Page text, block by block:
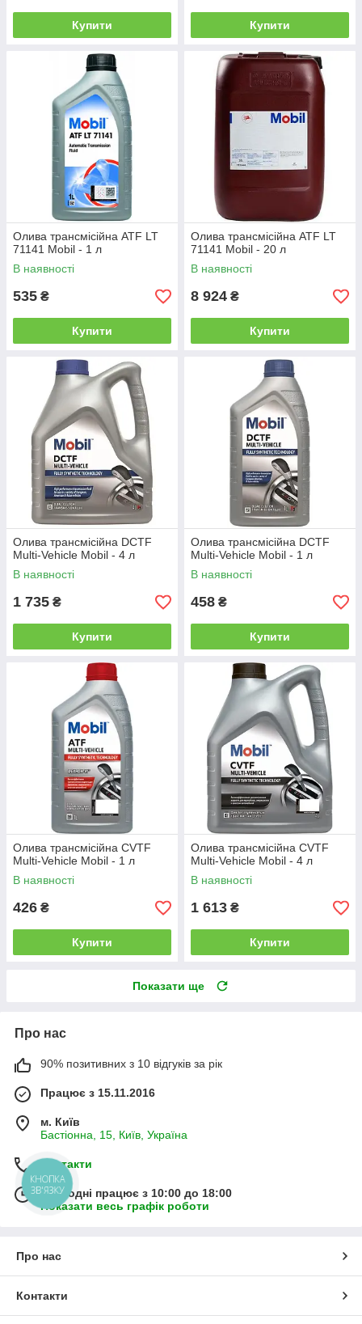
Купити Купити
Олива трансмісійна ATF LT
71141 Mobil - 1 л
В наявності
535 ₴
Купити
Олива трансмісійна ATF LT
71141 Mobil - 20 л
В наявності
8 924 ₴
Купити
Олива трансмісійна DCTF
Multi-Vehicle Mobil - 4 л
В наявності
1 735 ₴
Купити
Олива трансмісійна DCTF
Multi-Vehicle Mobil - 1 л
В наявності
458 ₴
Купити
Олива трансмісійна CVTF
Multi-Vehicle Mobil - 1 л
В наявності
426 ₴
Купити
Олива трансмісійна CVTF
Multi-Vehicle Mobil - 4 л
В наявності
1 613 ₴
Купити
Показати ще
Про нас
90% позитивних з 10 відгуків за рік
Працює з 15.11.2016
м. Київ
Бастіонна, 15, Київ, Україна
Контакти
Сьогодні працює з 10:00 до 18:00
Показати весь графік роботи
Про нас
Контакти
КНОПКА
ЗВ'ЯЗКУ